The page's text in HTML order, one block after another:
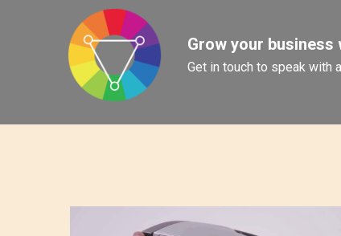
Grow your
Get in touch to speak with